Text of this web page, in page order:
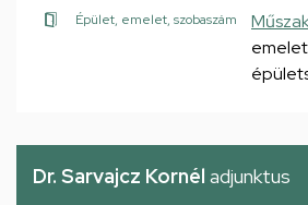
Épület, emelet, szobaszám
Dr. Sarvajcz Kornél adjunktus